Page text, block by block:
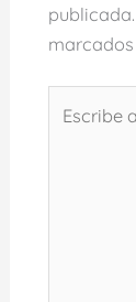
publicada.
aquí...